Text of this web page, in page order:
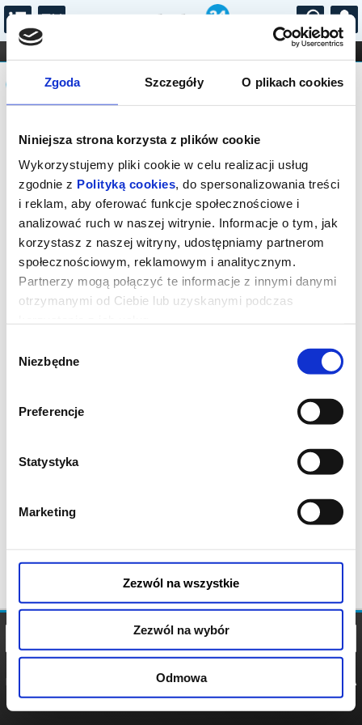
Zgoda Szczegóły O plikach cookies
Niniejsza strona korzysta z plików cookie
Wykorzystujemy pliki cookie w celu realizacji usług
zgodnie z Polityką cookies, do spersonalizowania treści
i reklam, aby oferować funkcje społecznościowe i
analizować ruch w naszej witrynie. Informacje o tym, jak
korzystasz z naszej witryny, udostępniamy partnerom
społecznościowym, reklamowym i analitycznym.
Partnerzy mogą połączyć te informacje z innymi danymi
otrzymanymi od Ciebie lub uzyskanymi podczas
zgody
Niezbędne
Preferencje
Statystyka
Marketing
Zezwól na wszystkie
Zezwól na wybór
Odmowa
...
FILHARMONIA OPERA I BALET
STAND-UP
DLA DZIECI
Komunikat
Sprzedaż biletów on-line na wydarzenie
została zakończona.
POLITYKA
POLITYKA